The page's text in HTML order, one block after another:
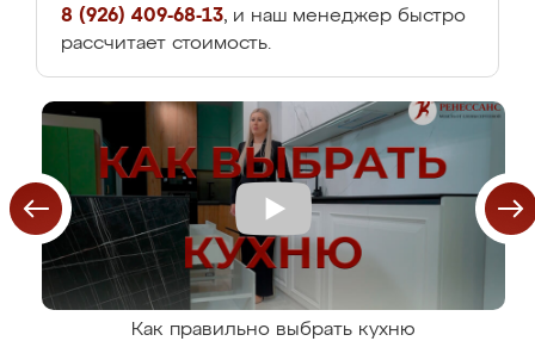
8 (926) 409-68-13, и наш менеджер быстро
рассчитает стоимость.
Как правильно выбрать кухню